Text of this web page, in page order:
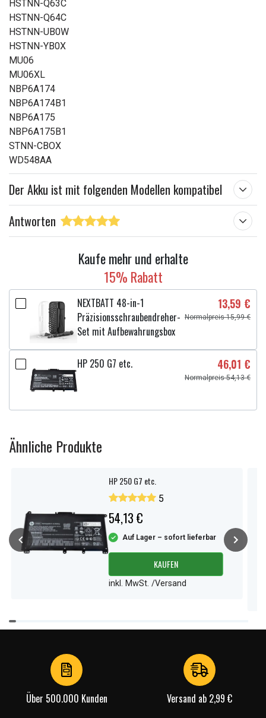
HSTNN-Q63C
HSTNN-Q64C
HSTNN-UB0W
HSTNN-YB0X
MU06
MU06XL
NBP6A174
NBP6A174B1
NBP6A175
NBP6A175B1
STNN-CBOX
WD548AA
Der Akku ist mit folgenden Modellen kompatibel
Antworten
Kaufe mehr und erhalte
15% Rabatt
NEXTBATT 48-in-1
Präzisionsschraubendreher-
Set mit Aufbewahrungsbox
13,59 €
Normalpreis 15,99 €
HP 250 G7 etc. 46,01 €
Normalpreis 54,13 €
Ähnliche Produkte
HP 250 G7 etc.
5
54,13 €
Auf Lager – sofort lieferbar
KAUFEN
inkl. MwSt. /Versand
Item
1
Über 500.000 Kunden Versand ab 2,99 €